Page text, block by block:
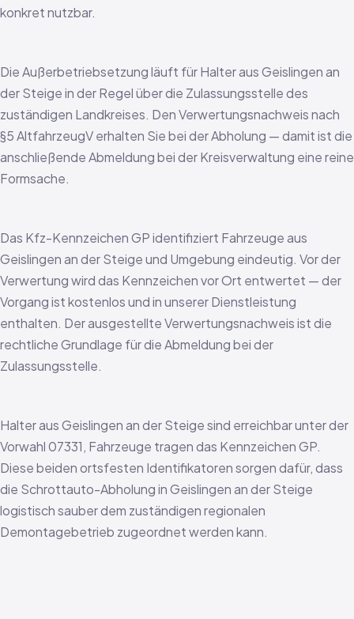
konkret nutzbar.
Die Außerbetriebsetzung läuft für Halter aus Geislingen an
der Steige in der Regel über die Zulassungsstelle des
zuständigen Landkreises. Den Verwertungsnachweis nach
§5 AltfahrzeugV erhalten Sie bei der Abholung — damit ist die
anschließende Abmeldung bei der Kreisverwaltung eine reine
Formsache.
Das Kfz-Kennzeichen GP identifiziert Fahrzeuge aus
Geislingen an der Steige und Umgebung eindeutig. Vor der
Verwertung wird das Kennzeichen vor Ort entwertet — der
Vorgang ist kostenlos und in unserer Dienstleistung
enthalten. Der ausgestellte Verwertungsnachweis ist die
rechtliche Grundlage für die Abmeldung bei der
Zulassungsstelle.
Halter aus Geislingen an der Steige sind erreichbar unter der
Vorwahl 07331, Fahrzeuge tragen das Kennzeichen GP.
Diese beiden ortsfesten Identifikatoren sorgen dafür, dass
die Schrottauto-Abholung in Geislingen an der Steige
logistisch sauber dem zuständigen regionalen
Demontagebetrieb zugeordnet werden kann.